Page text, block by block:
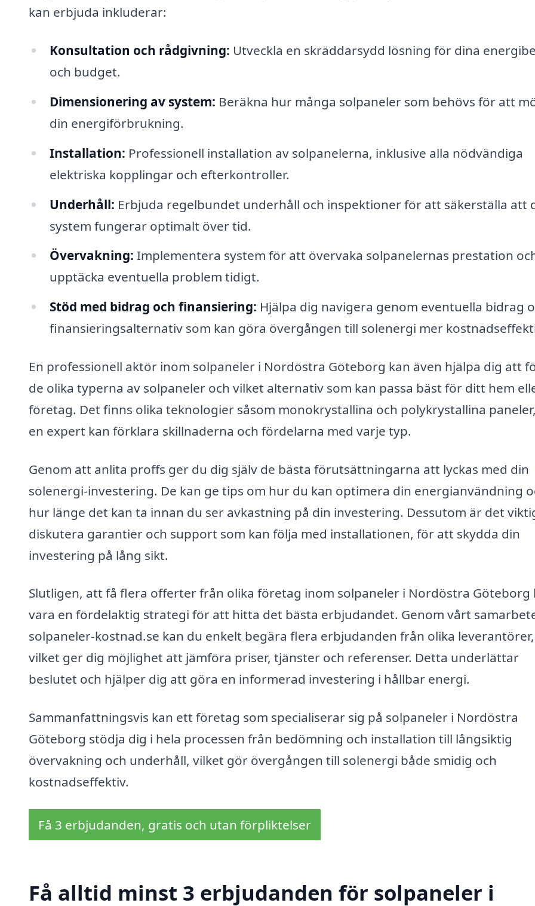
kan erbjuda inkluderar:
Konsultation och rådgivning: Utveckla en skräddarsydd lösning för dina
och budget.
Dimensionering av system: Beräkna hur många solpaneler som behövs för att
din energiförbrukning.
Installation: Professionell installation av solpanelerna, inklusive alla nödvändiga
elektriska kopplingar och efterkontroller.
Underhåll: Erbjuda regelbundet underhåll och inspektioner för att säkerställa att
system fungerar optimalt över tid.
Övervakning: Implementera system för att övervaka solpanelernas prestation
upptäcka eventuella problem tidigt.
Stöd med bidrag och finansiering: Hjälpa dig navigera genom eventuella bidrag
finansieringsalternativ som kan göra övergången till solenergi mer
En professionell aktör inom solpaneler i Nordöstra Göteborg kan även hjälpa dig att
de olika typerna av solpaneler och vilket alternativ som kan passa bäst för ditt hem
företag. Det finns olika teknologier såsom monokrystallina och polykrystallina
en expert kan förklara skillnaderna och fördelarna med varje typ.
Genom att anlita proffs ger du dig själv de bästa förutsättningarna att lyckas med din
solenergi-investering. De kan ge tips om hur du kan optimera din energianvändning
hur länge det kan ta innan du ser avkastning på din investering. Dessutom är det
diskutera garantier och support som kan följa med installationen, för att skydda din
investering på lång sikt.
Slutligen, att få flera offerter från olika företag inom solpaneler i Nordöstra Göteborg
vara en fördelaktig strategi för att hitta det bästa erbjudandet. Genom vårt
solpaneler-kostnad.se kan du enkelt begära flera erbjudanden från olika leverantörer,
vilket ger dig möjlighet att jämföra priser, tjänster och referenser. Detta underlättar
beslutet och hjälper dig att göra en informerad investering i hållbar energi.
Sammanfattningsvis kan ett företag som specialiserar sig på solpaneler i Nordöstra
Göteborg stödja dig i hela processen från bedömning och installation till långsiktig
övervakning och underhåll, vilket gör övergången till solenergi både smidig och
kostnadseffektiv.
Få 3 erbjudanden, gratis och utan förpliktelser
Få alltid minst 3 erbjudanden för solpaneler i